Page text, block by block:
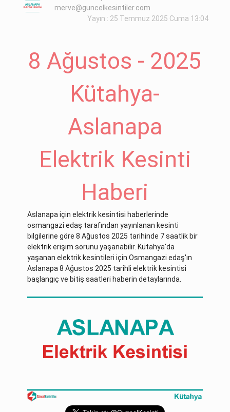
merve@guncelkesintiler.com
Yayın : 25 Temmuz 2025 Cuma 13:04
8 Ağustos - 2025
Kütahya-
Aslanapa
Elektrik Kesinti
Haberi
Aslanapa için elektrik kesintisi haberlerinde
osmangazi edaş tarafından yayınlanan kesinti
bilgilerine göre 8 Ağustos 2025 tarihinde 7 saatlik bir
elektrik erişim sorunu yaşanabilir. Kütahya'da
yaşanan elektrik kesintileri için Osmangazi edaş'ın
Aslanapa 8 Ağustos 2025 tarihli elektrik kesintisi
başlangıç ve bitiş saatleri haberin detaylarında.